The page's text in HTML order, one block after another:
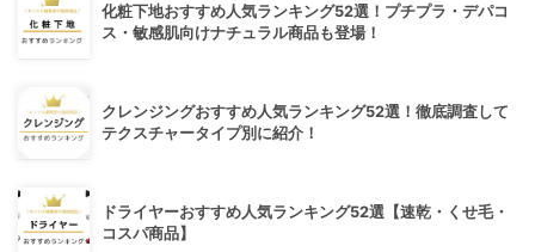
化粧下地おすすめ人気ランキング52選！プチプラ・デパコ
ス・敏感肌向けナチュラル商品も登場！
クレンジングおすすめ人気ランキング52選！徹底調査して
テクスチャータイプ別に紹介！
ドライヤーおすすめ人気ランキング52選【速乾・くせ毛・
コスパ商品】